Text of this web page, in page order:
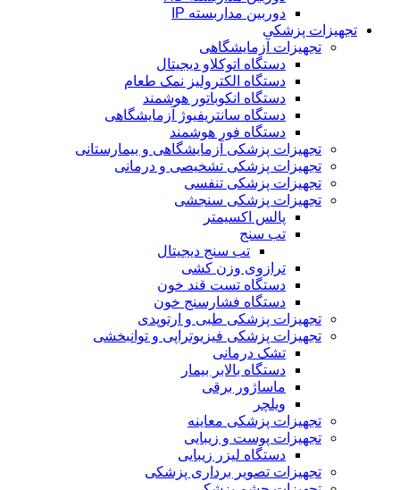
دوربین مداربسته IP
تجهیزات پزشکی
تجهیزات آزمایشگاهی
دستگاه اتوکلاو دیجیتال
دستگاه الکترولیز نمک طعام
دستگاه انکوباتور هوشمند
دستگاه سانتریفیوژ آزمایشگاهی
دستگاه فور هوشمند
تجهیزات پزشکی آزمایشگاهی و بیمارستانی
تجهیزات پزشکی تشخیصی و درمانی
تجهیزات پزشکی تنفسی
تجهیزات پزشکی سنجشی
پالس اکسیمتر
تب سنج
تب سنج دیجیتال
ترازوی وزن کشی
دستگاه تست قند خون
دستگاه فشارسنج خون
تجهیزات پزشکی طبی و ارتوپدی
تجهیزات پزشکی فیزیوتراپی و توانبخشی
تشک درمانی
دستگاه بالابر بیمار
ماساژور برقی
ویلچر
تجهیزات پزشکی معاینه
تجهیزات پوست و زیبایی
دستگاه لیزر زیبایی
تجهیزات تصویر برداری پزشکی